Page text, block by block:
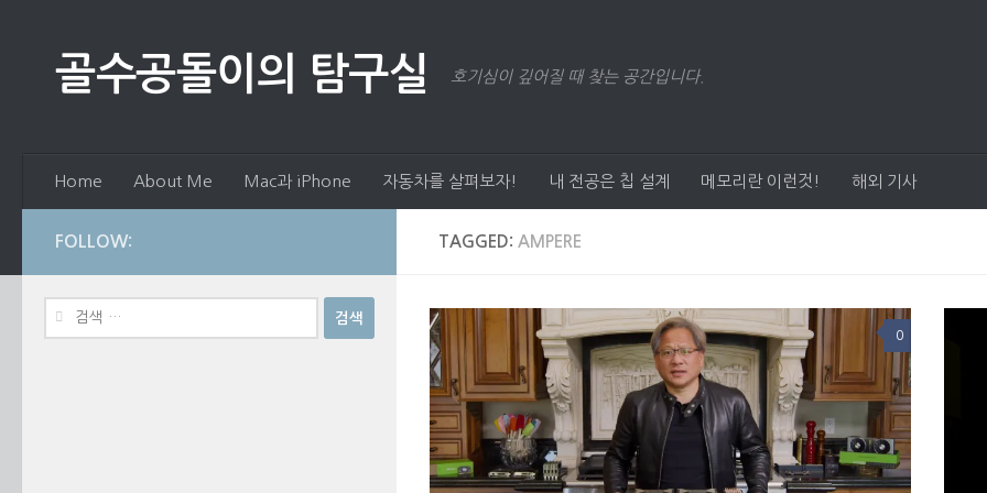
골수공돌이의 탐구실 호기심이 깊어질 때 찾는 공간입니다.
Home About Me Mac과 iPhone 자동차를 살펴보자! 내 전공은 칩 설계 메모리란 이런것! 해외 기사
TAGGED: AMPERE
0
FOLLOW:
검